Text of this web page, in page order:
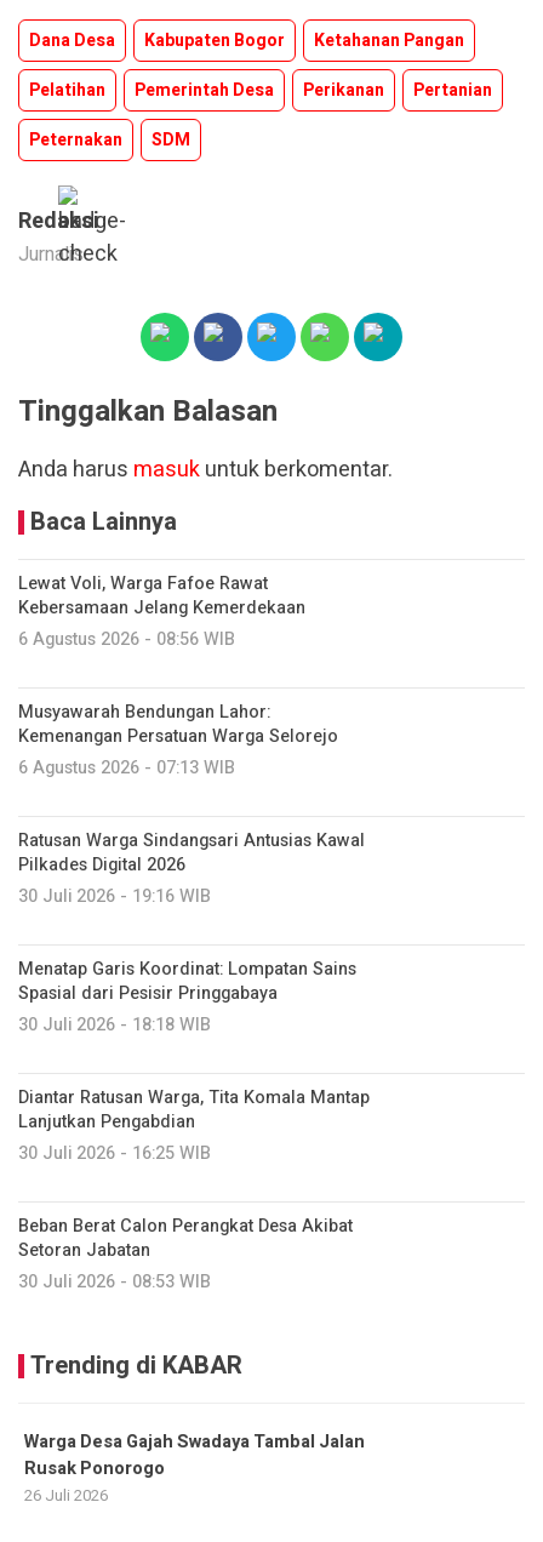
Dana Desa Kabupaten Bogor
Ketahanan Pangan
Pelatihan
Pemerintah Desa Perikanan
Pertanian
Peternakan
SDM
Redaksi
Jurnalis
Tinggalkan Balasan
Anda harus masukuntuk berkomentar.
Baca Lainnya
Lewat Voli, Warga Fafoe Rawat
Kebersamaan Jelang Kemerdekaan
6 Agustus 2026 - 08:56 WIB
Musyawarah Bendungan Lahor:
Kemenangan Persatuan Warga Selorejo
6 Agustus 2026 - 07:13 WIB
Ratusan Warga Sindangsari Antusias Kawal
Pilkades Digital 2026
30 Juli 2026 - 19:16 WIB
Menatap Garis Koordinat: Lompatan Sains
Spasial dari Pesisir Pringgabaya
30 Juli 2026 - 18:18 WIB
Diantar Ratusan Warga, Tita Komala Mantap
Lanjutkan Pengabdian
30 Juli 2026 - 16:25 WIB
Beban Berat Calon Perangkat Desa Akibat
Setoran Jabatan
30 Juli 2026 - 08:53 WIB
Trending di KABAR
Warga Desa Gajah Swadaya Tambal Jalan
Rusak Ponorogo
26 Juli 2026